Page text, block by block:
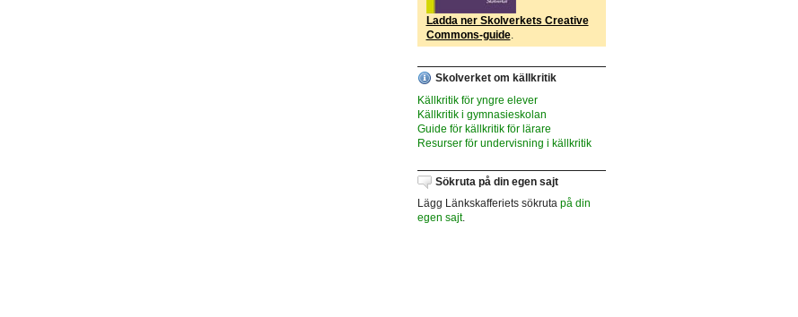
Ladda ner Skolverkets Creative
Commons-guide.
Skolverket om källkritik
Källkritik för yngre elever
Källkritik i gymnasieskolan
Guide för källkritik för lärare
Resurser för undervisning i källkritik
Sökruta på din egen sajt
Lägg Länkskafferiets sökruta på din
egen sajt.